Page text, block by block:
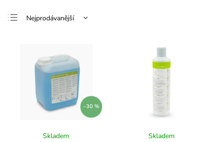
Nejprodávanější
Abecedně
–30 %
Skladem Skladem